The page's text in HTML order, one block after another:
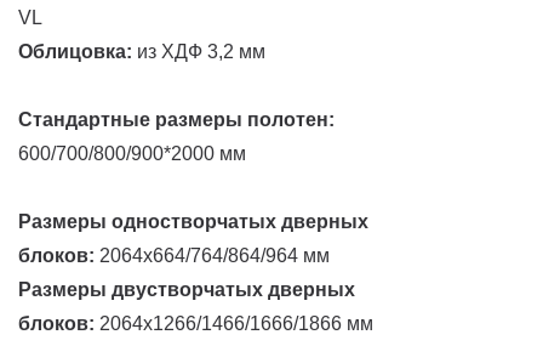
VL
Облицовка: из ХДФ 3,2 мм
Стандартные размеры полотен:
600/700/800/900*2000 мм
Размеры одностворчатых дверных
блоков: 2064х664/764/864/964 мм
Размеры двустворчатых дверных
блоков: 2064х1266/1466/1666/1866 мм